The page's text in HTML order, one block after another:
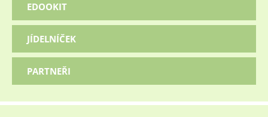
EDOOKIT
JÍDELNÍČEK
PARTNEŘI